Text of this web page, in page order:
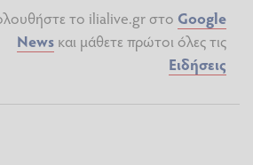
το ilialive.gr στο Google
News και μάθετε πρώτοι όλες τις
Ειδήσεις